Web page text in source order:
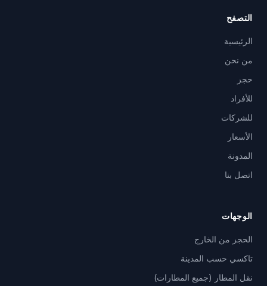
التصفح
الرئيسية
من نحن
حجز
للأفراد
للشركات
الأسعار
المدونة
اتصل بنا
الوجهات
الحجز من الخارج
تاكسي حسب المدينة
نقل المطار (جميع المطارات)